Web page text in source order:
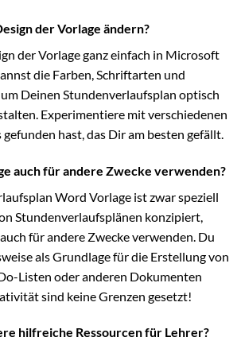
der Vorlage ändern?
der Vorlage ganz einfach in Microsoft
die Farben, Schriftarten und
um Deinen Stundenverlaufsplan optisch
Experimentiere mit verschiedenen
gefunden hast, das Dir am besten gefällt.
auch für andere Zwecke verwenden?
Word Vorlage ist zwar speziell
Stundenverlaufsplänen konzipiert,
für andere Zwecke verwenden. Du
als Grundlage für die Erstellung von
Listen oder anderen Dokumenten
sind keine Grenzen gesetzt!
hilfreiche Ressourcen für Lehrer?